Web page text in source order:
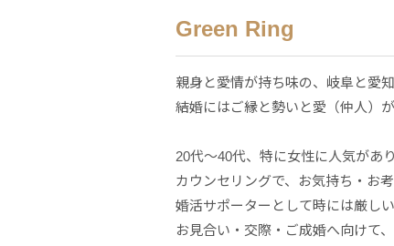
Green Ring
親身と愛情が持ち味の、岐阜と愛
結婚にはご縁と勢いと愛（仲人）が
20代～40代、特に女性に人気があ
カウンセリングで、お気持ち・お
婚活サポーターとして時には厳し
お見合い・交際・ご成婚へ向けて